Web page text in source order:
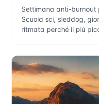
Settimana anti-burnout
Scuola sci, sleddog,
ritmata perché il più